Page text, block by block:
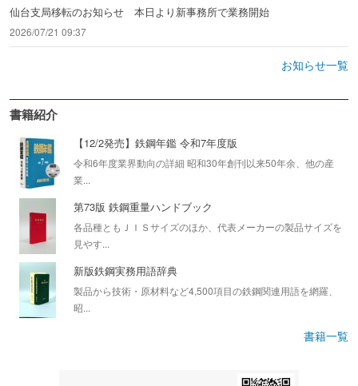
仙台支局移転のお知らせ 本日より新事務所で業務開始
2026/07/21 09:37
お知らせ一覧
書籍紹介
【12/2発売】鉄鋼年鑑 令和7年度版
令和6年度業界動向の詳細 昭和30年創刊以来50年余、他の産
業...
第73版 鉄鋼重量ハンドブック
各品種ともＪＩＳサイズのほか、代表メーカーの製品サイズを
見やす...
新版鉄鋼実務用語辞典
製品から技術・原材料など4,500項目の鉄鋼関連用語を網羅、
昭...
書籍一覧